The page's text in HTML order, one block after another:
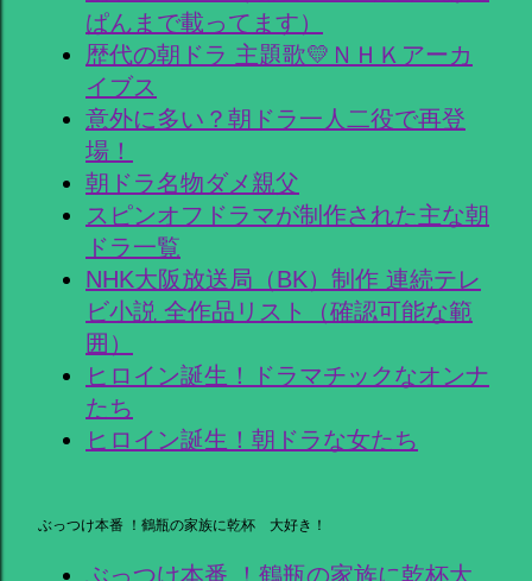
ぱんまで載ってます）
歴代の朝ドラ 主題歌💛ＮＨＫアーカ
イブス
意外に多い？朝ドラ一人二役で再登
場！
朝ドラ名物ダメ親父
スピンオフドラマが制作された主な朝
ドラ一覧
NHK大阪放送局（BK）制作 連続テレ
ビ小説 全作品リスト（確認可能な範
囲）
ヒロイン誕生！ドラマチックなオンナ
たち
ヒロイン誕生！朝ドラな女たち
ぶっつけ本番 ！鶴瓶の家族に乾杯 大好き！
ぶっつけ本番 ！鶴瓶の家族に乾杯大